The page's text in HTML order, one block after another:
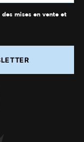
mises en vente et